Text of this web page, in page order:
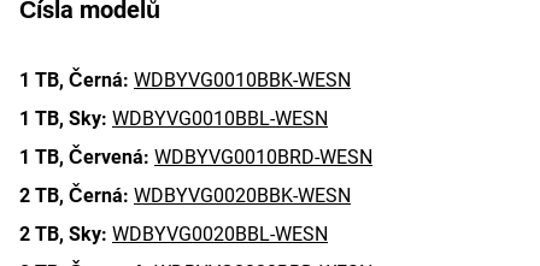
Čísla modelů
1 TB, Černá: WDBYVG0010BBK-WESN
1 TB, Sky: WDBYVG0010BBL-WESN
1 TB, Červená: WDBYVG0010BRD-WESN
2 TB, Černá: WDBYVG0020BBK-WESN
2 TB, Sky: WDBYVG0020BBL-WESN